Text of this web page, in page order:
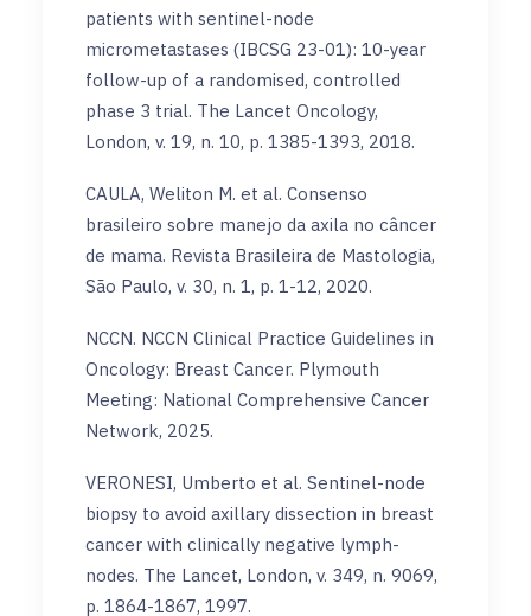
patients with sentinel-node
micrometastases (IBCSG 23-01): 10-year
follow-up of a randomised, controlled
phase 3 trial. The Lancet Oncology,
London, v. 19, n. 10, p. 1385-1393, 2018.
CAULA, Weliton M. et al. Consenso
brasileiro sobre manejo da axila no câncer
de mama. Revista Brasileira de Mastologia,
São Paulo, v. 30, n. 1, p. 1-12, 2020.
NCCN. NCCN Clinical Practice Guidelines in
Oncology: Breast Cancer. Plymouth
Meeting: National Comprehensive Cancer
Network, 2025.
VERONESI, Umberto et al. Sentinel-node
biopsy to avoid axillary dissection in breast
cancer with clinically negative lymph-
nodes. The Lancet, London, v. 349, n. 9069,
p. 1864-1867, 1997.